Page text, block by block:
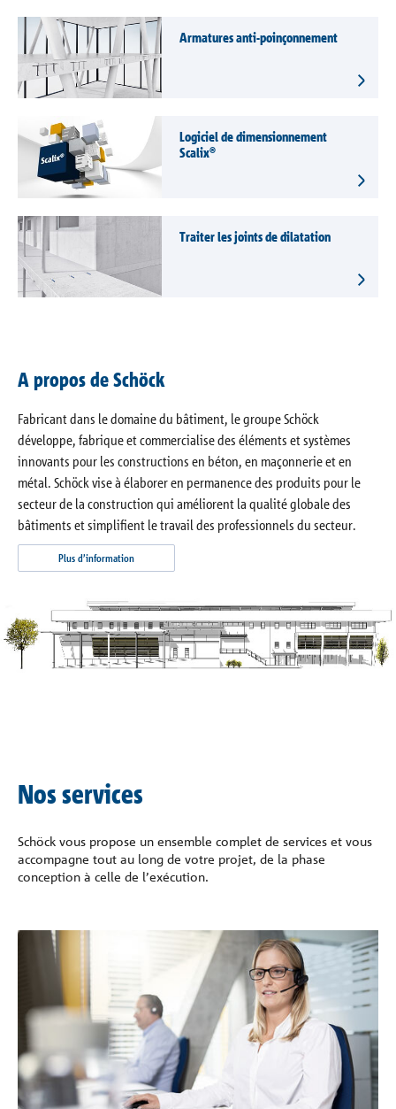
Armatures anti-poinçonnement
Logiciel de dimensionnement
Scalix®
Traiter les joints de dilatation
A propos de Schöck
Fabricant dans le domaine du bâtiment, le groupe Schöck
développe, fabrique et commercialise des éléments et systèmes
innovants pour les constructions en béton, en maçonnerie et en
métal. Schöck vise à élaborer en permanence des produits pour le
secteur de la construction qui améliorent la qualité globale des
bâtiments et simplifient le travail des professionnels du secteur.
Plus d’information
Nos services
Schöck vous propose un ensemble complet de services et vous
accompagne tout au long de votre projet, de la phase
conception à celle de l’exécution.